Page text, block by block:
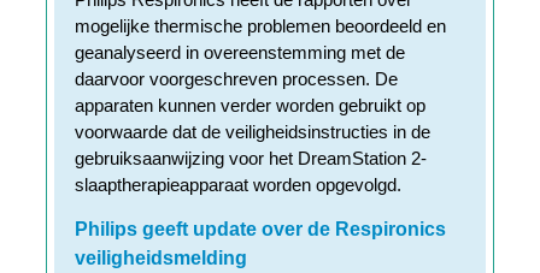
mogelijke thermische problemen beoordeeld en
geanalyseerd in overeenstemming met de
daarvoor voorgeschreven processen. De
apparaten kunnen verder worden gebruikt op
voorwaarde dat de veiligheidsinstructies in de
gebruiksaanwijzing voor het DreamStation 2-
slaaptherapieapparaat worden opgevolgd.
Philips geeft update over de Respironics
veiligheidsmelding